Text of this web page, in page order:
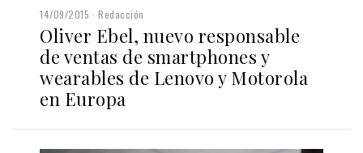
14/09/2015 Redacción
Oliver Ebel, nuevo responsable
de ventas de smartphones y
wearables de Lenovo y Motorola
en Europa